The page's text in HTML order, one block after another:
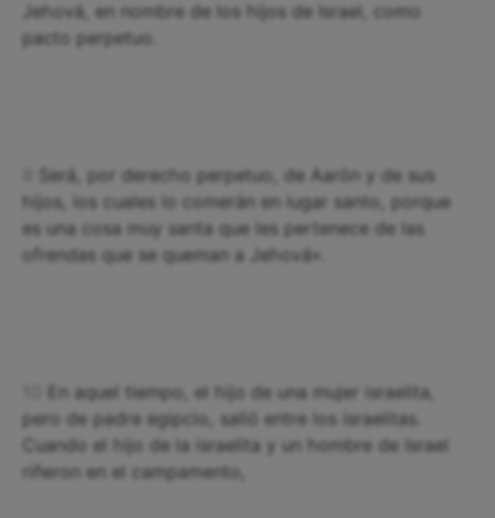
Jehová, en nombre de los hijos de Israel, como
pacto perpetuo.
Será, por derecho perpetuo, de Aarón y de sus
hijos, los cuales lo comerán en lugar santo, porque
es una cosa muy santa que les pertenece de las
ofrendas que se queman a Jehová».
En aquel tiempo, el hijo de una mujer israelita,
pero de padre egipcio, salió entre los israelitas.
Cuando el hijo de la israelita y un hombre de Israel
riñeron en el campamento,